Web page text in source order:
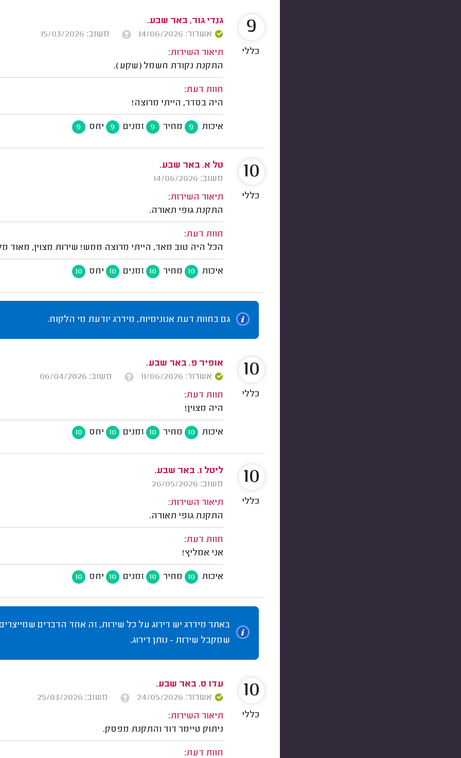
גנדי גור, באר שבע.
אשרור: 14/06/2026
משוב: 15/03/2026
תיאור השירות:
התקנת נקודת חשמל (שקע).
חוות דעת:
היה בסדר, הייתי מרוצה!
איכות 9 מחיר 9 זמנים 9 יחס 9
9
כללי
טל א. באר שבע.
משוב: 14/06/2026
תיאור השירות:
התקנת גופי תאורה.
חוות דעת:
הכל היה טוב מאד, הייתי מרוצה ממש! שירות מצוין, מאוד
איכות 10 מחיר 10 זמנים 10 יחס 10
10
כללי
גם בחוות דעת אנונימיות, מידרג יודעת מי הלקוח.
אופיר פ. באר שבע.
אשרור: 11/06/2026
משוב: 06/04/2026
חוות דעת:
היה מצוין!
איכות 10 מחיר 10 זמנים 10 יחס 10
10
כללי
ליטל ו. באר שבע.
משוב: 26/05/2026
תיאור השירות:
התקנת גופי תאורה.
חוות דעת:
אני אמליץ!
איכות 10 מחיר 10 זמנים 10 יחס 10
10
כללי
באתר מידרג יש דירוג על כל שירות, זה אחד הדברים
שמקבל שירות - נותן דירוג.
עדו ס. באר שבע.
אשרור: 24/05/2026
משוב: 25/03/2026
תיאור השירות:
ניתוק טיימר דוד והתקנת מפסק.
חוות דעת:
10
כללי